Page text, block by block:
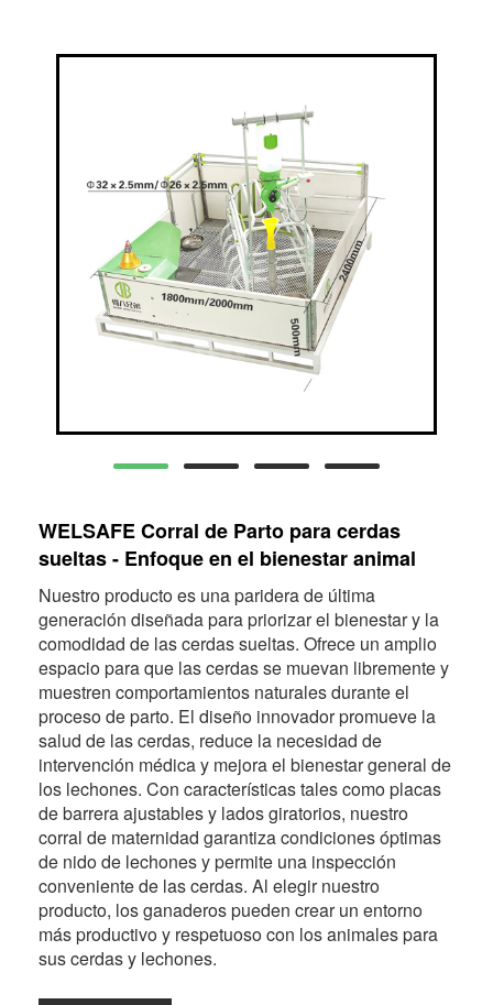
WELSAFE Corral de Parto para cerdas
sueltas - Enfoque en el bienestar animal
Nuestro producto es una paridera de última
generación diseñada para priorizar el bienestar y la
comodidad de las cerdas sueltas. Ofrece un amplio
espacio para que las cerdas se muevan libremente y
muestren comportamientos naturales durante el
proceso de parto. El diseño innovador promueve la
salud de las cerdas, reduce la necesidad de
intervención médica y mejora el bienestar general de
los lechones. Con características tales como placas
de barrera ajustables y lados giratorios, nuestro
corral de maternidad garantiza condiciones óptimas
de nido de lechones y permite una inspección
conveniente de las cerdas. Al elegir nuestro
producto, los ganaderos pueden crear un entorno
más productivo y respetuoso con los animales para
sus cerdas y lechones.